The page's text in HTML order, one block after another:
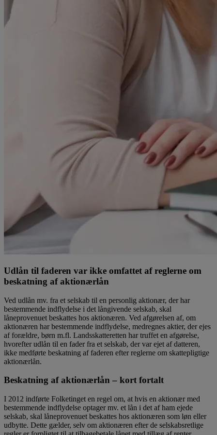
Udlån til faderen var ikke omfattet af reglerne om
beskatning af aktionærlån
Ved udlån mv. fra et selskab til en personlig aktionær, der har
bestemmende indflydelse i det långivende selskab, skal
låneprovenuet beskattes hos aktionæren. Ved afgørelsen af, om
aktionæren har bestemmende indflydelse, medregnes aktier, der ejes
af forældre, børn m.fl. Landsskatteretten har truffet en afgørelse,
hvorefter udlån til en fader fra et selskab, der var ejet af datteren,
ikke medførte beskatning af faderen efter reglerne om skattepligtige
aktionærlån.
Beskatning af aktionærlån – kort fortalt
I 2012 indførte Folketinget en regel om, at hvis en aktionær med
bestemmende indflydelse optager mv. et lån i det af ham ejede
selskab, skal låneprovenuet beskattes hos aktionæren som løn eller
udbytte. Dette gælder, selv om aktionæren efter de selskabsretlige